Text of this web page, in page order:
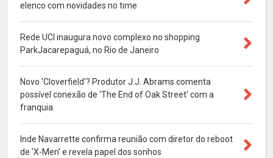
elenco com novidades no time
Rede UCI inaugura novo complexo no shopping
ParkJacarepaguá, no Rio de Janeiro
Novo 'Cloverfield'? Produtor J.J. Abrams comenta
possível conexão de 'The End of Oak Street' com a
franquia
Inde Navarrette confirma reunião com diretor do reboot
de 'X-Men' e revela papel dos sonhos